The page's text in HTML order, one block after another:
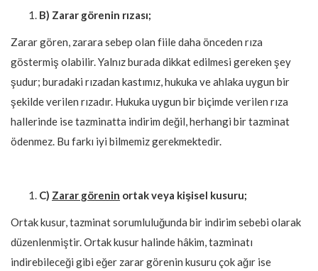
B) Zarar görenin rızası;
Zarar gören, zarara sebep olan fiile daha önceden rıza
göstermiş olabilir. Yalnız burada dikkat edilmesi gereken şey
şudur; buradaki rızadan kastımız, hukuka ve ahlaka uygun bir
şekilde verilen rızadır. Hukuka uygun bir biçimde verilen rıza
hallerinde ise tazminatta indirim değil, herhangi bir tazminat
ödenmez. Bu farkı iyi bilmemiz gerekmektedir.
C) Zarar görenin ortak veya kişisel kusuru;
Ortak kusur, tazminat sorumluluğunda bir indirim sebebi olarak
düzenlenmiştir. Ortak kusur halinde hâkim, tazminatı
indirebileceği gibi eğer zarar görenin kusuru çok ağır ise